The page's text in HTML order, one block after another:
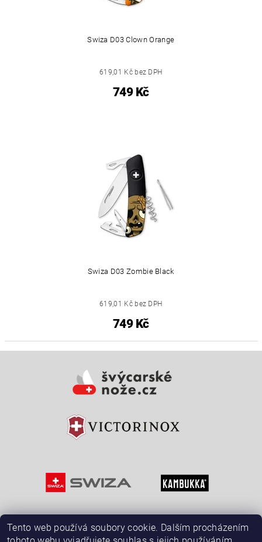
Swiza D03 Clown Orange
619,01 Kč bez DPH
749 Kč
Swiza D03 Zombie Black
619,01 Kč bez DPH
749 Kč
Tento web používá soubory cookie. Dalším procházením